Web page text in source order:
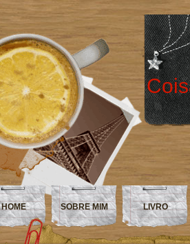
HOME SOBRE MIM LIVRO